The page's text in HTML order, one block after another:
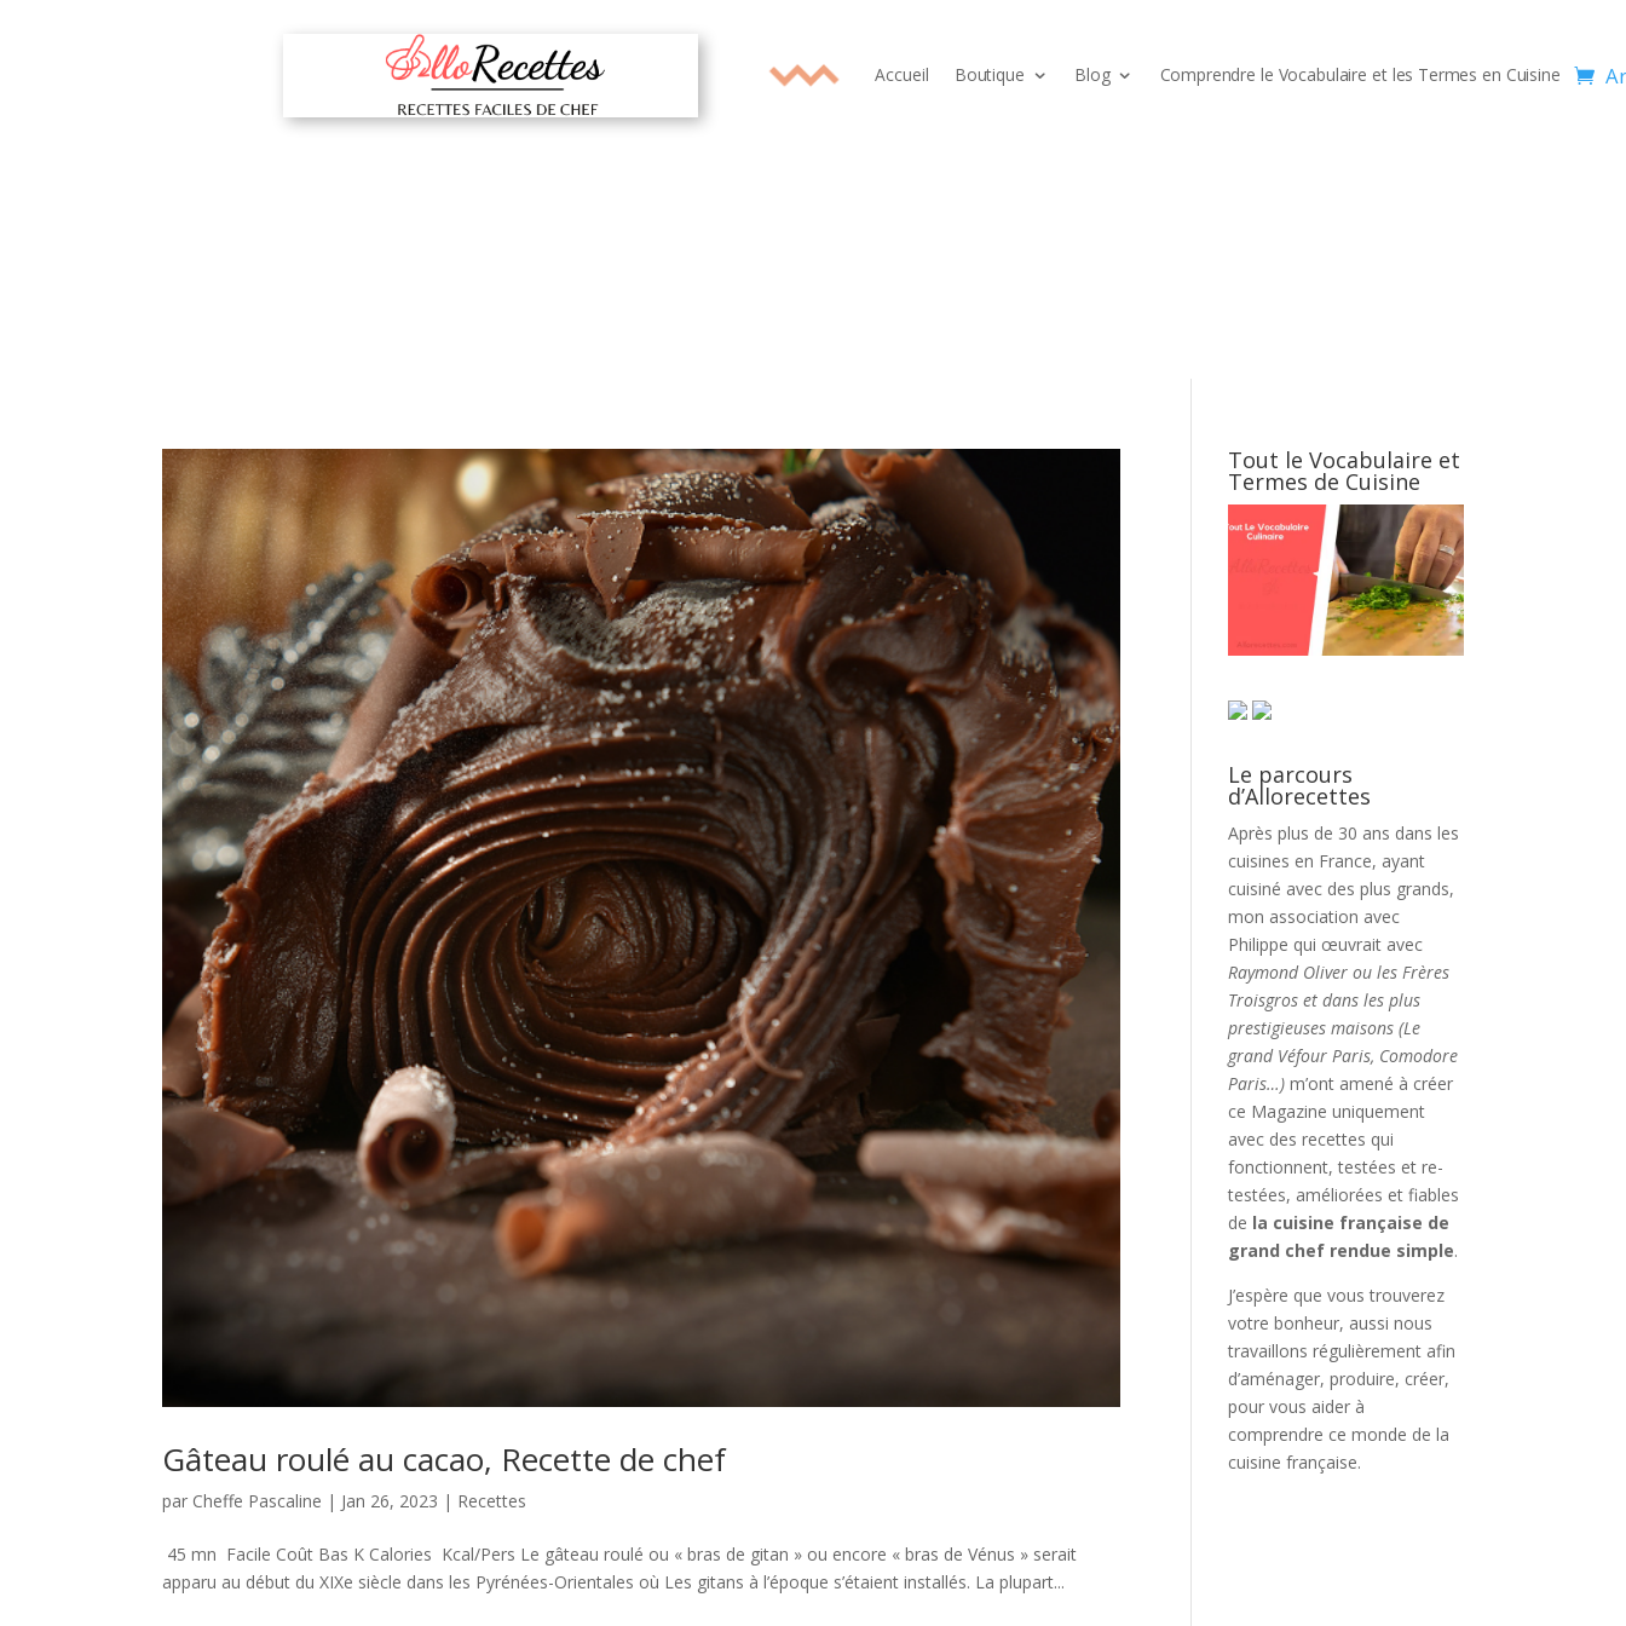
Accueil Boutique Blog Comprendre le Vocabulaire et les Termes en Cuisine
Gâteau roulé au cacao, Recette de chef
par Cheffe Pascaline | Jan 26, 2023 | Recettes
45 mn Facile Coût Bas K Calories Kcal/Pers Le gâteau roulé ou « bras de gitan » ou encore « bras de Vénus » serait
apparu au début du XIXe siècle dans les Pyrénées-Orientales où Les gitans à l’époque s’étaient installés. La plupart...
Tout le Vocabulaire et
Termes de Cuisine
Le parcours
d’Allorecettes
Après plus de 30 ans dans les
cuisines en France, ayant
cuisiné avec des plus grands,
mon association avec
Philippe qui œuvrait avec
Raymond Oliver ou les Frères
Troisgros et dans les plus
prestigieuses maisons (Le
grand Véfour Paris, Comodore
Paris…) m’ont amené à créer
ce Magazine uniquement
avec des recettes qui
fonctionnent, testées et re-
testées, améliorées et fiables
de la cuisine française de
grand chef rendue simple.
J’espère que vous trouverez
votre bonheur, aussi nous
travaillons régulièrement afin
d’aménager, produire, créer,
pour vous aider à
comprendre ce monde de la
cuisine française.